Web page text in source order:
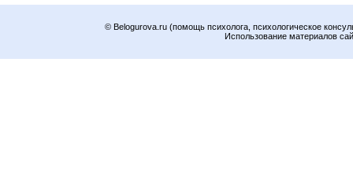
© Belogurova.ru (помощь психолога, психологическое
Использование материалов